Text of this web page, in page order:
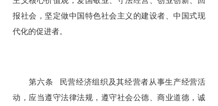
报社会，坚定做中国特色社会主义的建设者、中国式现
代化的促进者。
第六条 民营经济组织及其经营者从事生产经营活
动，应当遵守法律法规，遵守社会公德、商业道德，诚